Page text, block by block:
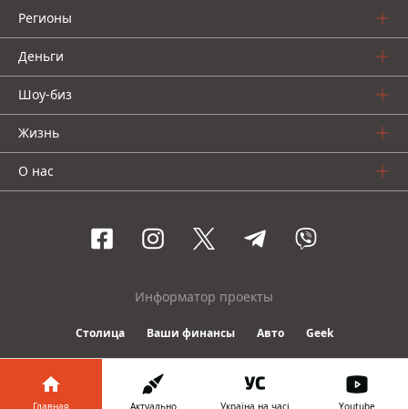
Регионы
Деньги
Шоу-биз
Жизнь
О нас
Информатор проекты
Столица Ваши финансы Авто Geek
© 2016-2026 Informator
Главная Актуально Україна на часі Youtube